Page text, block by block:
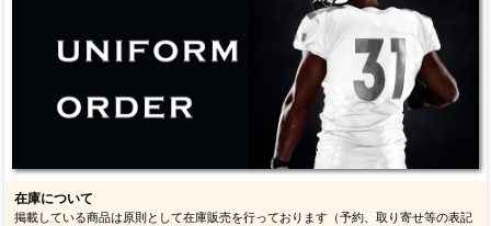
在庫について
掲載している商品は原則として在庫販売を行っております（予約、取り寄せ等の表記